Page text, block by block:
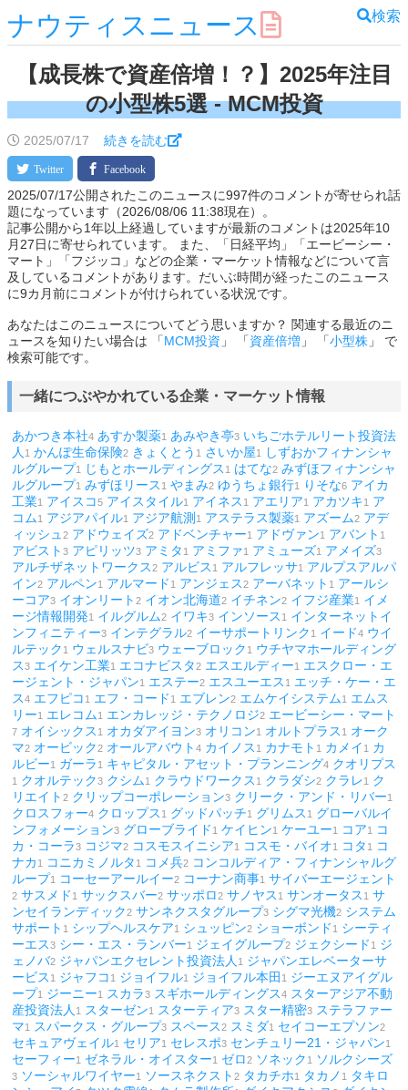
ナウティスニュース 検索
【成長株で資産倍増！？】2025年注目
の小型株5選​ - MCM投資
2025/07/17 続きを読む
2025/07/17公開されたこのニュースに997件のコメントが寄せられ話
題になっています（2026/08/06 11:38現在）。
記事公開から1年以上経過していますが最新のコメントは2025年10
月27日に寄せられています。 また、「日経平均」「エービーシー・
マート」「フジッコ」などの企業・マーケット情報などについて言
及しているコメントがあります。だいぶ時間が経ったこのニュース
に9カ月前にコメントが付けられている状況です。
あなたはこのニュースについてどう思いますか？ 関連する最近のニ
ュースを知りたい場合は 「MCM投資 」 「資産倍増 」 「小型株 」 で
検索可能です。
一緒につぶやかれている企業・マーケット情報
あかつき本社4 あすか製薬1 あみやき亭3 いちごホテルリート投資法
人 1 かんぽ生命保険2 きょくとう 1 さいか屋1
しずおかフィナンシャ
ルグループ1 じもとホールディングス 1 はてな2 みずほフィナンシャ
ルグループ1 みずほリース 1 やまみ2 ゆうちょ銀行1 りそな6 アイカ
工業1 アイスコ5 アイスタイル1 アイネス 1 アエリア1 アカツキ1 ア
コム1 アジアパイル1 アジア航測 1 アステラス製薬1 アズーム2 アデ
ィッシュ 2 アドウェイズ2 アドベンチャー1 アドヴァン1 アバント 1
アビスト 3 アピリッツ3 アミタ 1 アミファ1 アミューズ1 アメイズ3
アルチザネットワークス2 アルビス 1 アルフレッサ1 アルプスアルパ
イン2 アルペン1 アルマード 1 アンジェス2 アーバネット 1 アールシ
ーコア3 イオンリート 2 イオン北海道2 イチネン2 イフジ産業1 イメ
ージ情報開発1 イルグルム2 イワキ3 インソース 1 インターネットイ
ンフィニティー3 インテグラル2 イーサポートリンク 1 イード4 ウイ
ルテック 1 ウェルスナビ3 ウェーブロック 1 ウチヤマホールディング
ス3 エイケン工業1 エコナビスタ2 エスエルディー1 エスクロー・エ
ージェント・ジャパン1 エステー2 エスユーエス 1 エッチ・ケー・エ
ス4 エフピコ 1 エフ・コード 1 エブレン2 エムケイシステム1 エムス
リー1 エレコム1 エンカレッジ・テクノロジ2 エービーシー・マート
7 オイシックス 1 オカダアイヨン3 オリコン1 オルトプラス 1 オーク
マ2 オービック2 オールアバウト 4 カイノス 1 カナモト 1 カメイ 1 カ
ルビー1 ガーラ 1 キャピタル・アセット・プランニング4 クオリプス
1 クオルテック3 クシム1 クラウドワークス 1 クラダシ2 クラレ1 ク
リエイト 2 クリップコーポレーション3 クリーク・アンド・リバー1
クロスフォー4 クロップス 1 グッドパッチ1 グリムス 1 グローバルイ
ンフォメーション3 グローブライド 1 ケイヒン1 ケーユー1 コア1
コ
カ・コーラ3 コジマ2 コスモスイニシア1 コスモ・バイオ1 コタ 1
コ
ナカ 1 コニカミノルタ 1 コメ兵2 コンコルディア・フィナンシャルグ
ループ1 コーセーアールイー2 コーナン商事1 サイバーエージェント
2 サスメド 1 サックスバー2 サッポロ2 サノヤス 1 サンオータス 1 サ
ンセイランディック2 サンネクスタグループ3 シグマ光機2 システム
サポート 1 シップヘルスケア1 シュッピン2 ショーボンド 1 シーティ
ーエス3 シー・エス・ランバー1 ジェイグループ2 ジェクシード 1 ジ
ェノバ2 ジャパンエクセレント投資法人 1 ジャパンエレベーターサ
ービス 1 ジャフコ 1 ジョイフル1 ジョイフル本田 1 ジーエヌアイグル
ープ1 ジーニー1 スカラ3 スギホールディングス4 スターアジア不動
産投資法人 1 スターゼン1 スターティア3 スター精密3 ステラファー
マ1 スパークス・グループ3 スペース2 スミダ1 セイコーエプソン2
セキュアヴェイル1 セリア1 セレスポ3 センチュリー21・ジャパン1
セーフィー1 ゼネラル・オイスター1 ゼロ2 ソネック 1 ソルクシーズ
3 ソーシャルワイヤー1 ソースネクスト 2 タカチホ1 タカノ 1
タキロ